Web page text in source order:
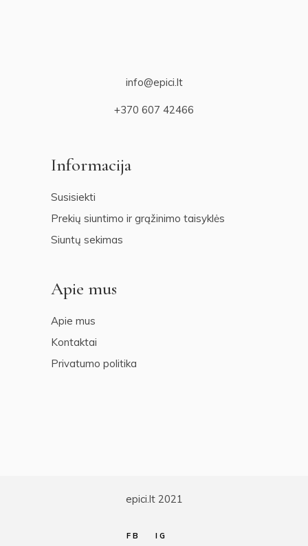
info@epici.lt
+370 607 42466
Informacija
Susisiekti
Prekių siuntimo ir grąžinimo taisyklės
Siuntų sekimas
Apie mus
Apie mus
Kontaktai
Privatumo politika
epici.lt 2021
FB IG